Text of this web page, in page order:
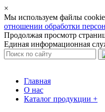
×
Мы используем файлы cookie
отношении обработки
Продолжая просмотр
Единая информационная
Главная
О нас
Каталог продукции +